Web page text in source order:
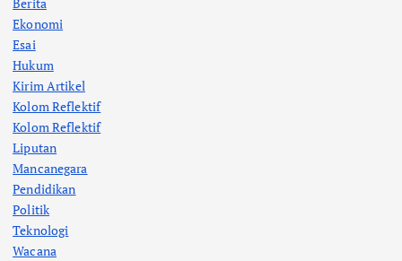
Berita
Ekonomi
Esai
Hukum
Kirim Artikel
Kolom Reflektif
Kolom Reflektif
Liputan
Mancanegara
Pendidikan
Politik
Teknologi
Wacana